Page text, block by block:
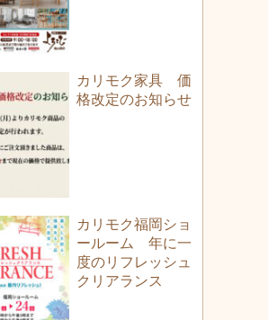
カリモク家具 価
格改定のお知らせ
カリモク福岡ショ
ールーム 年に一
度のリフレッシュ
クリアランス